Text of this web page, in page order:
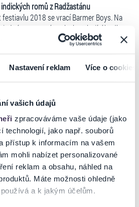
Nastavení reklam Více o cookies
vašich údajů
zpracováváme vaše údaje (jako
technologií, jako např. souborů
přístup k informacím na vašem
mohli nabízet personalizované
reklam a obsahu, náhled na
Máte možnosti ohledně
a k jakým účelům.
romů z Radžastánu
2018 se vrací Barmer Boys. Na
jedná o na první poslech strhující hudbu
K extázi navádějící zpěv podkresluje
nástroje, zpěv rozšiřuje indická varianta
stylů, nositeli tradice byly rodové
Manganiyar, sponzorovaní z vyšších
od indické klasiky se jedná o hudbu
vášně i syrové exprese. Barmer Boys
této tradice, své jméno získali
Barmer v rajasthanské poušti Thar. K
nejen indické harmonium, ale též
i další lidové nástroje. Vokální rejstříky
boxu.
Číst více
zárukou pravosti vstupenek